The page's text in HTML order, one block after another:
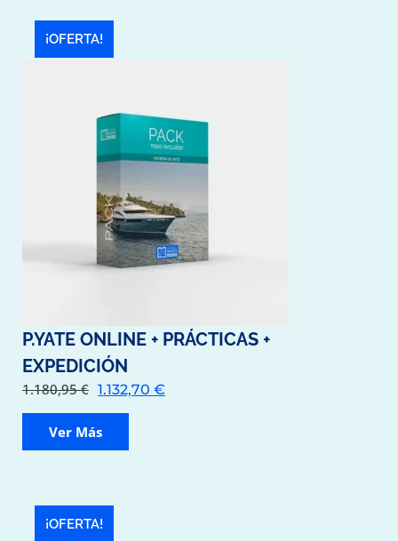
¡OFERTA!
P.YATE ONLINE + PRÁCTICAS +
EXPEDICIÓN
1.180,95€ 1.132,70 €
Ver Más
¡OFERTA!